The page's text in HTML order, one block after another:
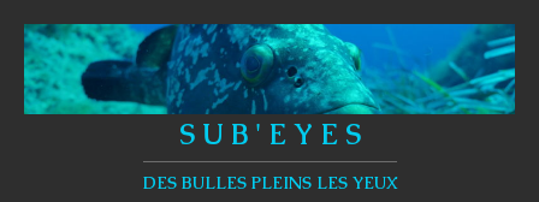
S U B ' E Y E S
DES BULLES PLEINS LES YEUX